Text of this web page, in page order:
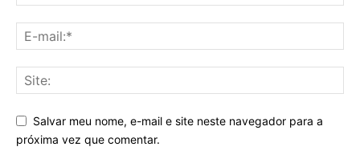
Salvar meu nome, e-mail e site neste navegador para a
próxima vez que comentar.